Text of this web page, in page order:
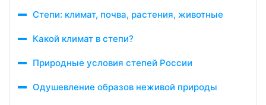
Степи: климат, почва, растения, животные
Какой климат в степи?
Природные условия степей России
Одушевление образов неживой природы